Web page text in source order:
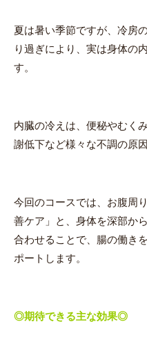
夏は暑い季節ですが、冷房
り過ぎにより、実は身体の
す。
内臓の冷えは、便秘やむく
謝低下など様々な不調の原
今回のコースでは、お腹周
善ケア」と、身体を深部か
合わせることで、腸の働き
ポートします。
◎期待できる主な効果◎